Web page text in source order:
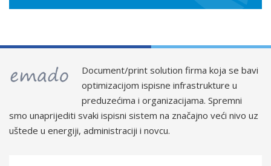
Document/print solution firma koja se bavi
optimizacijom ispisne infrastrukture u
preduzećima i organizacijama. Spremni
smo unaprijediti svaki ispisni sistem na značajno veći nivo uz
uštede u energiji, administraciji i novcu.